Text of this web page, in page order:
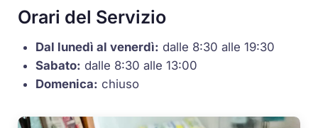
Orari del Servizio
Dal lunedì al venerdì: dalle 8:30 alle 19:30
Sabato: dalle 8:30 alle 13:00
Domenica: chiuso